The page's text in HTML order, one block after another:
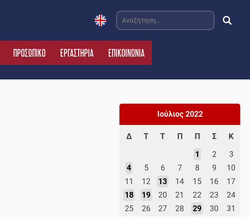
Αναζήτηση
για:
ΠΡΟΣΩΠΙΚΟ ΕΡΓΑΣΤΗΡΙΑ ΕΠΙΚΟΙΝΩΝΙΑ
Ιούλιος 2022
Δ Τ Τ Π Π Σ
Κ
1
2
3
4
5 6 7 8 9
10
11
12 13 14 15 16
17
18
19 20 21 22 23
24
25
26 27 28 29 30
31